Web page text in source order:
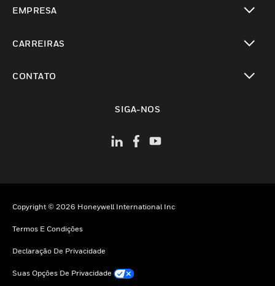
EMPRESA
CARREIRAS
CONTATO
SIGA-NOS
Copyright © 2026 Honeywell International Inc
Termos E Condições
Declaração De Privacidade
Suas Opções De Privacidade